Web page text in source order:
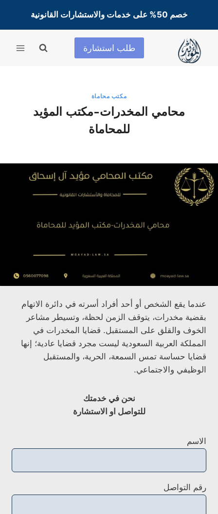
المحتوى
خصم 50% على خدمات والاستشارات القانونية
طلب استشارة
مكتب محاماة
محامي المخدرات-مكتب المؤيد
للمحاماة
عندما يقع الشخص أو أحد أفراد أسرته في دائرة الاتهام
بقضية مخدرات، يتوقف الزمن لحظة، وتسيطر مشاعر
الخوف والقلق على المستقبل. قضايا المخدرات في
المملكة العربية السعودية ليست مجرد قضايا عادية؛ إنها
قضايا حساسة تمس السمعة، الحرية، والمستقبل
الوظيفي والاجتماعي.
نحن في خدمتك
للتواصل او الاستشارة
الاسم
رقم التواصل